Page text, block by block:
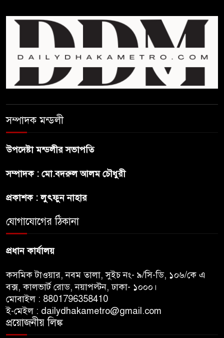
জুলাই সনদ ও জুলাই যোদ্ধা সংবর্ধনা
অনুষ্ঠানে বিশৃঙ্খলায় ক্ষুদ্ধ ভারপ্রাপ্ত
রাষ্ট্রপতি
আমরা যদি বলি জুলাই কার, তাহলে
তো জুলাই কারওই থাকবে না:
শেখ হাসিনার বক্তব্য প্রচার করলেই
ব্যবস্থা নিবে সরকার : প্রধানমন্ত্রীর
সম্পাদক মন্ডলী
উপদেষ্টা মন্ডলীর সভাপতি
সম্পাদক : মো.বদরুল আলম চৌধুরী
প্রকাশক : লুৎফুন নাহার
যোগাযোগের ঠিকানা
প্রধান কার্যালয়
কসমিক টাওয়ার, নবম তালা, সুইচ নং- ৯/সি-ডি, ১০৬/কে এ
বক্স, কালভার্ট রোড, নয়াপল্টন, ঢাকা- ১০০০।
মোবাইল : 8801796358410
ই-মেইল : dailydhakametro@gmail.com
প্রয়োজনীয় লিঙ্ক